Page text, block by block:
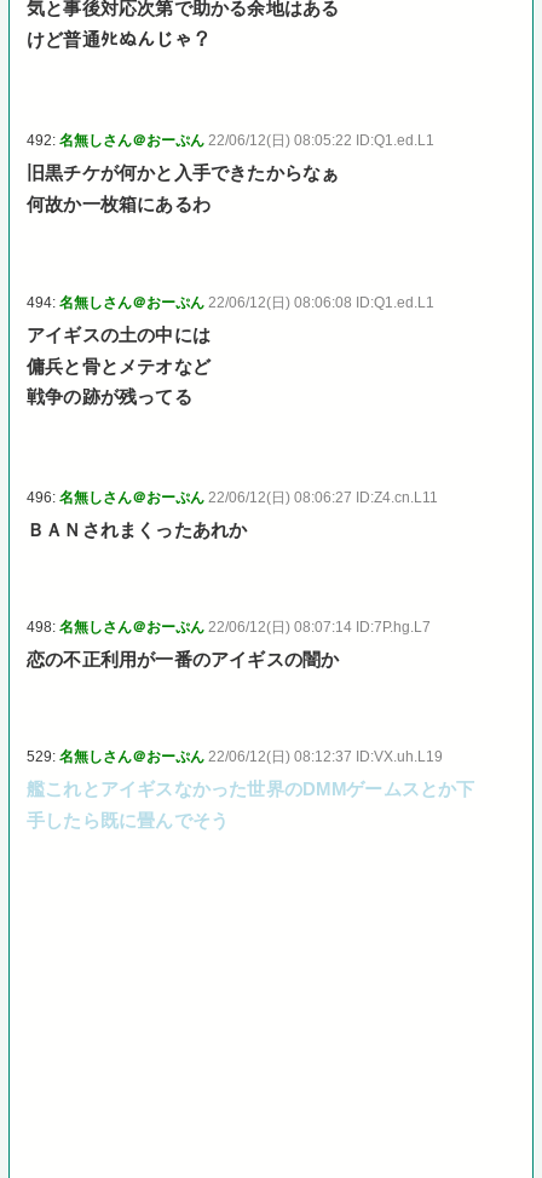
気と事後対応次第で助かる余地はある
けど普通ﾀﾋぬんじゃ？
492:名無しさん＠おーぷん 22/06/12(日) 08:05:22 ID:Q1.ed.L1
旧黒チケが何かと入手できたからなぁ
何故か一枚箱にあるわ
494:名無しさん＠おーぷん 22/06/12(日) 08:06:08 ID:Q1.ed.L1
アイギスの土の中には
傭兵と骨とメテオなど
戦争の跡が残ってる
496:名無しさん＠おーぷん 22/06/12(日) 08:06:27 ID:Z4.cn.L11
ＢＡＮされまくったあれか
498:名無しさん＠おーぷん 22/06/12(日) 08:07:14 ID:7P.hg.L7
恋の不正利用が一番のアイギスの闇か
529:名無しさん＠おーぷん 22/06/12(日) 08:12:37 ID:VX.uh.L19
艦これとアイギスなかった世界のDMMゲームスとか下
手したら既に畳んでそう